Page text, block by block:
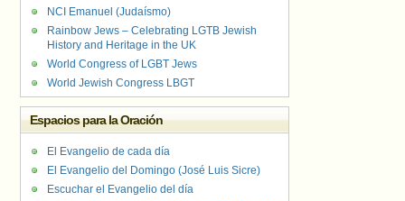
NCI Emanuel (Judaísmo)
Rainbow Jews – Celebrating LGTB Jewish
History and Heritage in the UK
World Congress of LGBT Jews
World Jewish Congress LBGT
Espacios para la Oración
El Evangelio de cada día
El Evangelio del Domingo (José Luis Sicre)
Escuchar el Evangelio del día